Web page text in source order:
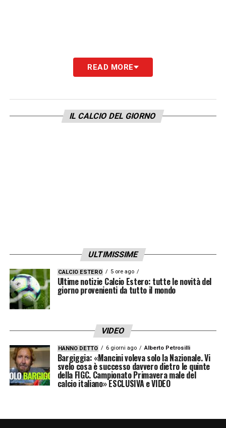
READ MORE
IL CALCIO DEL GIORNO
ULTIMISSIME
CALCIO ESTERO 5 ore ago
Ultime notizie Calcio Estero: tutte le novità del
giorno provenienti da tutto il mondo
VIDEO
HANNO DETTO 6 giorni ago Alberto Petrosilli
Bargiggia: «Mancini voleva solo la Nazionale. Vi
svelo cosa è successo davvero dietro le quinte
della FIGC. Campionato Primavera male del
calcio italiano» ESCLUSIVA e VIDEO